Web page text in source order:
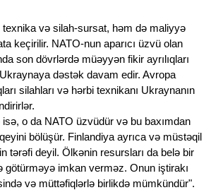
və silah-sursat, həm də maliyyə
keçirilir. NATO-nun aparıcı üzvü olan
son dövrlərdə müəyyən fikir ayrılıqları
dəstək davam edir. Avropa
silahları və hərbi texnikanı Ukraynanın
o da NATO üzvüdür və bu baxımdan
bölüşür. Finlandiya ayrıca və müstəqil
tərəfi deyil. Ölkənin resursları da belə bir
götürməyə imkan verməz. Onun iştirakı
və müttəfiqlərlə birlikdə mümkündür".